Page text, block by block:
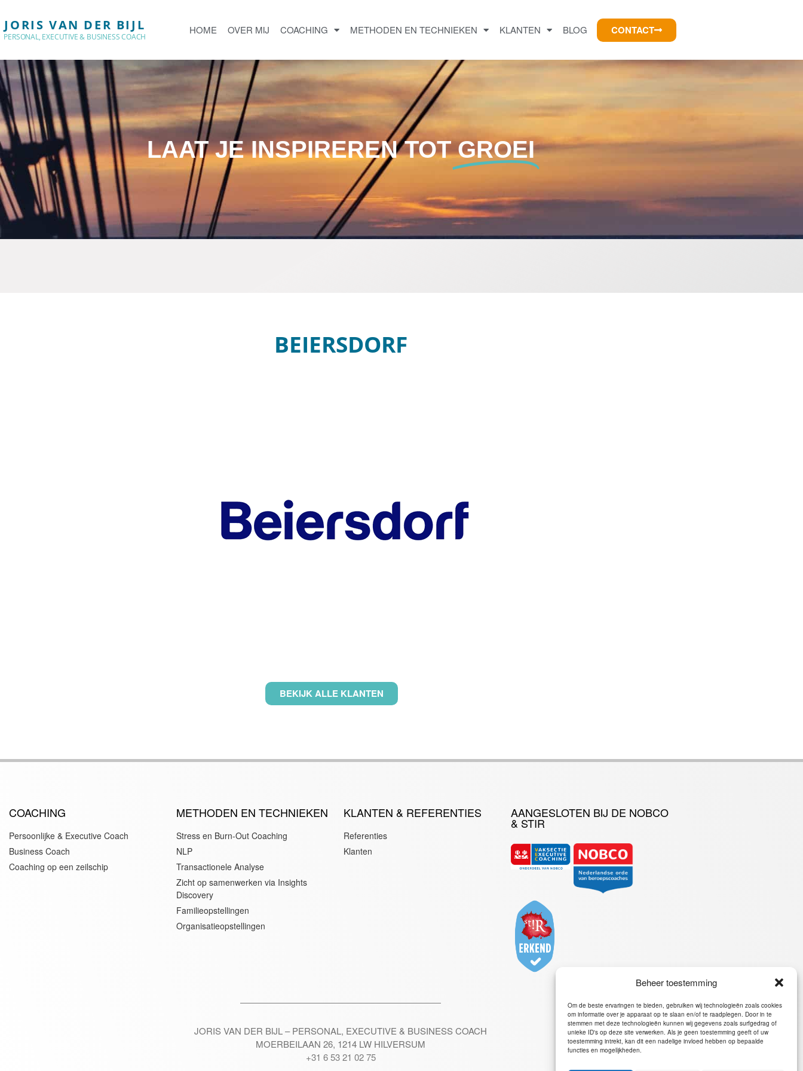
Beheer toestemming
Om de beste ervaringen te bieden, gebruiken wij technologieën zoals cookies
om informatie over je apparaat op te slaan en/of te raadplegen. Door in te
stemmen met deze technologieën kunnen wij gegevens zoals surfgedrag of
unieke ID's op deze site verwerken. Als je geen toestemming geeft of uw
toestemming intrekt, kan dit een nadelige invloed hebben op bepaalde
functies en mogelijkheden.
Persoonlijke & Executive
Klantreacties
Contact
JORIS VAN DER BIJL
PERSONAL, EXECUTIVE & BUSINESS COACH
HOME OVER MIJ COACHING METHODEN EN TECHNIEKEN KLANTEN BLOG CONTACT
LAAT JE INSPIREREN TOTGROEI
BEIERSDORF
BEKIJK ALLE KLANTEN
COACHING
Persoonlijke & Executive Coach
Business Coach
Coaching op een zeilschip
METHODEN EN TECHNIEKEN
Stress en Burn-Out Coaching
NLP
Transactionele Analyse
Zicht op samenwerken via Insights
Discovery
Familieopstellingen
Organisatieopstellingen
KLANTEN & REFERENTIES
Referenties
Klanten
AANGESLOTEN BIJ DE NOBCO
& STIR
JORIS VAN DER BIJL – PERSONAL, EXECUTIVE & BUSINESS COACH
MOERBEILAAN 26, 1214 LW HILVERSUM
+31 6 53 21 02 75